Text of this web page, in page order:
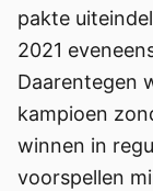
pakte
2021
Daarentegen
kampioen
winnen in
voorspellen